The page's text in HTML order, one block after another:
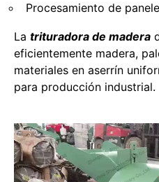
Procesamiento de
La trituradora de madera
eficientemente madera,
materiales en aserrín
para producción industrial.